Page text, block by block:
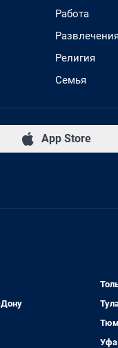
Работа
Развлечения
Религия
Семья
App Store
Уфа